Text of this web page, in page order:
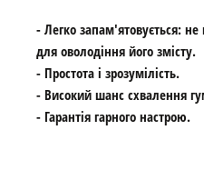
- Легко запам'ятовується: не
для оволодіння його змісту.
- Простота і зрозумілість.
- Високий шанс схвалення
- Гарантія гарного настрою.